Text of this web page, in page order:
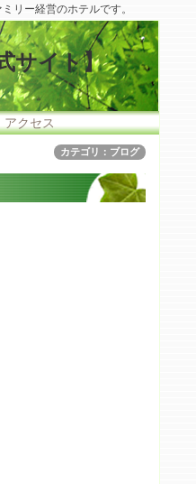
リー経営のホテルです。
サイト】
アクセス
カテゴリ：ブログ